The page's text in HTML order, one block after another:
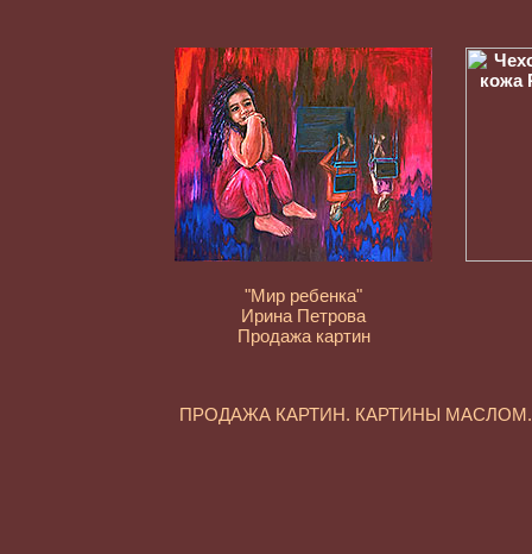
"Мир ребенка"
Ирина Петрова
Продажа картин
ПРОДАЖА КАРТИН. КАРТИНЫ